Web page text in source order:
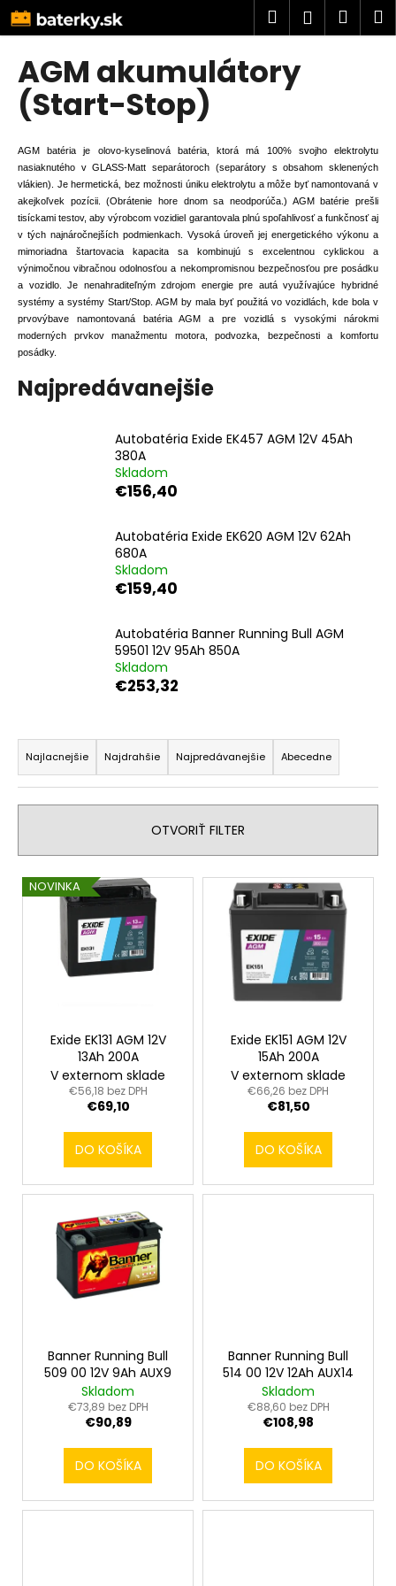
Prejsť
na
obsah
Hľadať
AGM akumulátory
(Start-Stop)
AGM batéria je olovo-kyselinová batéria, ktorá má 100% svojho elektrolytu
nasiaknutého v GLASS-Matt separátoroch (separátory s obsahom sklenených
vlákien). Je hermetická, bez možnosti úniku elektrolytu a môže byť namontovaná v
akejkoľvek pozícii. (Obrátenie hore dnom sa neodporúča.) AGM batérie prešli
tisíckami testov, aby výrobcom vozidiel garantovala plnú spoľahlivosť a funkčnosť aj
v tých najnáročnejších podmienkach. Vysoká úroveň jej energetického výkonu a
mimoriadna štartovacia kapacita sa kombinujú s excelentnou cyklickou a
výnimočnou vibračnou odolnosťou a nekompromisnou bezpečnosťou pre posádku
a vozidlo. Je nenahraditeľným zdrojom energie pre autá využívajúce hybridné
systémy a systémy Start/Stop. AGM by mala byť použitá vo vozidlách, kde bola v
prvovýbave namontovaná batéria AGM a pre vozidlá s vysokými nárokmi
moderných prvkov manažmentu motora, podvozka, bezpečnosti a komfortu
posádky.
Najpredávanejšie
Autobatéria Exide EK457 AGM 12V 45Ah
380A
Skladom
€156,40
Autobatéria Exide EK620 AGM 12V 62Ah
680A
Skladom
€159,40
Autobatéria Banner Running Bull AGM
59501 12V 95Ah 850A
Skladom
€253,32
R
a
d
e
i
e
p
Najlacnejšie Najdrahšie Najpredávanejšie Abecedne
OTVORIŤ FILTER
V
ý
v
NOVINKA
Exide EK131 AGM 12V
13Ah 200A
V externom sklade
€56,18 bez DPH
€69,10
DO KOŠÍKA
Exide EK151 AGM 12V
15Ah 200A
V externom sklade
€66,26 bez DPH
€81,50
DO KOŠÍKA
Banner Running Bull
509 00 12V 9Ah AUX9
Skladom
€73,89 bez DPH
€90,89
DO KOŠÍKA
Banner Running Bull
514 00 12V 12Ah AUX14
Skladom
€88,60 bez DPH
€108,98
DO KOŠÍKA
K
o
Č
o
p
o
t
r
e
b
u
j
e
t
e
n
o
ú
č
e